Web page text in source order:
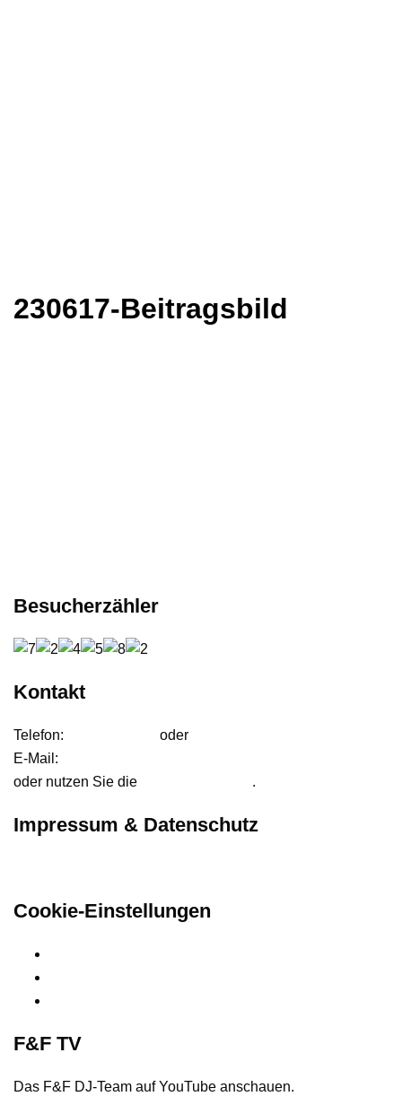
230617-Beitragsbild
Besucherzähler
Kontakt
Telefon: oder
E-Mail:
oder nutzen Sie die
.
Impressum & Datenschutz
Cookie-Einstellungen
F&F TV
Das F&F DJ-Team auf YouTube anschauen.